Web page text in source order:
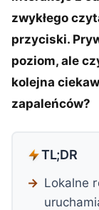
zwykłego
przyciski.
poziom, ale
kolejna
zapaleńców?
TL;DR
Lokalne